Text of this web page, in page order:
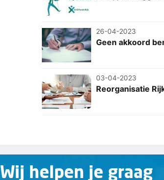
26-04-2023
Geen akkoord
03-04-2023
Reorganisatie
Wij helpen je graag